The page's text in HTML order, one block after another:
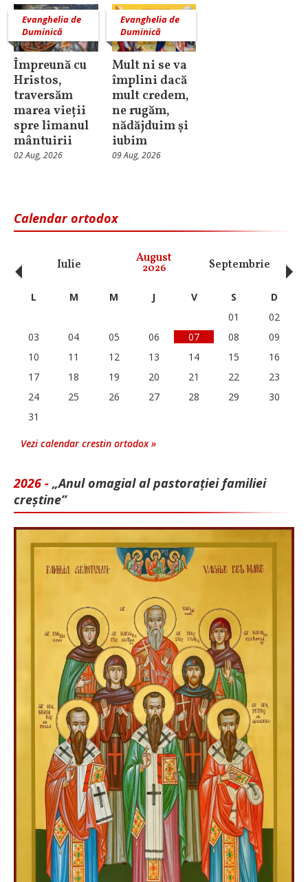
Evanghelia de
Duminică
Împreună cu
Hristos,
traversăm
marea vieții
spre limanul
mântuirii
02 Aug, 2026
Evanghelia de
Duminică
Mult ni se va
împlini dacă
mult credem,
ne rugăm,
nădăjduim și
iubim
09 Aug, 2026
Calendar ortodox
Iulie August
2026 Septembrie
‹ L M M J V S
D
01
02
03
04 05 06 07 08
09
10
11 12 13 14 15
16
17
18 19 20 21 22
23
24
25 26 27 28 29
30
31
Vezi calendar crestin ortodox »
2026 - „Anul omagial al pastorației familiei
creștine”